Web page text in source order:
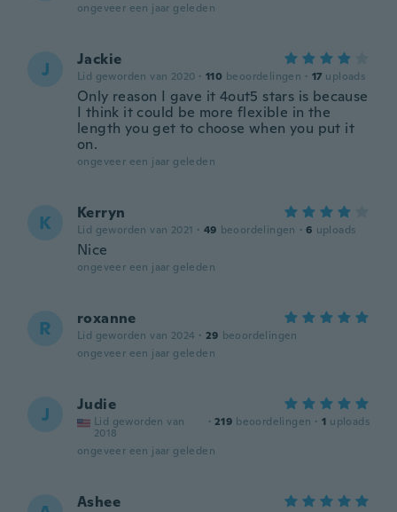
ongeveer een jaar geleden
J Jackie
Lid geworden van 2020 · 110 beoordelingen · 17 uploads
Only reason I gave it 4out5 stars is because
I think it could be more flexible in the
length you get to choose when you put it
on.
ongeveer een jaar geleden
K Kerryn
Lid geworden van 2021 · 49 beoordelingen · 6 uploads
Nice
ongeveer een jaar geleden
R roxanne
Lid geworden van 2024 · 29 beoordelingen
ongeveer een jaar geleden
J Judie
Lid geworden van
2018
· 219 beoordelingen · 1 uploads
ongeveer een jaar geleden
Ashee